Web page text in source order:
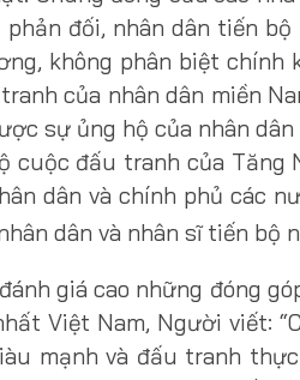
đối, nhân dân tiến
không phân biệt
của nhân dân miền
sự ủng hộ của nhân
cuộc đấu tranh của Tăng
dân và chính phủ các
dân và nhân sĩ tiến bộ
giá cao những đóng
Việt Nam, Người viết:
mạnh và đấu tranh